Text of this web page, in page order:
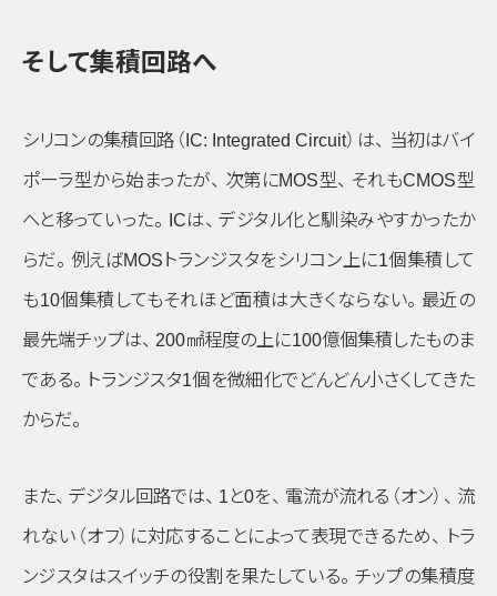
そして集積回路へ
シリコンの集積回路 （IC: Integrated Circuit） は、
当初はバイ
ポーラ型から始まったが、 次第にMOS型、 それもCMOS型
へと移っていった。 ICは、 デジタル化と馴染みやすかったか
らだ。 例えばMOSトランジスタをシリコン上に1個集積して
も10個集積してもそれほど面積は大きくならない。 最近の
最先端チップは、 200㎟程度の上に100億個集積したものま
である。 トランジスタ1個を微細化でどんどん小さくしてきた
からだ。
また、 デジタル回路では、 1と0を、 電流が流れる （オン） 、 流
れない （オフ） に対応することによって表現できるため、
トラ
ンジスタはスイッチの役割を果たしている。 チップの集積度